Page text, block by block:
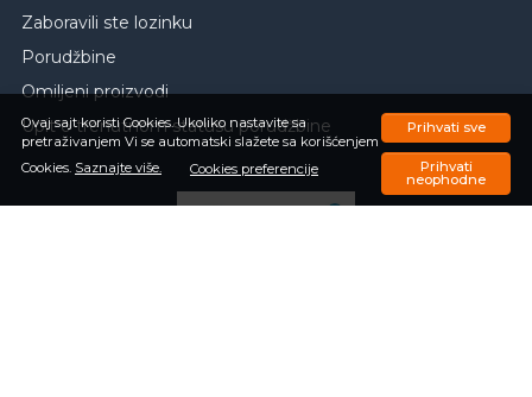
Ovaj sajt koristi Cookies. Ukoliko nastavite sa
pretraživanjem Vi se automatski slažete sa korišćenjem
Cookies. Saznajte više. Cookies preferencije
Prihvati sve
Prihvati
neophodne
Zaboravili ste lozinku
Porudžbine
Omiljeni proizvodi
Upit o trenutnom statusu porudžbine